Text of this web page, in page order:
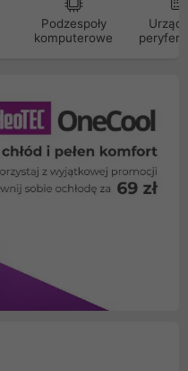
Podzespoły
komputerowe